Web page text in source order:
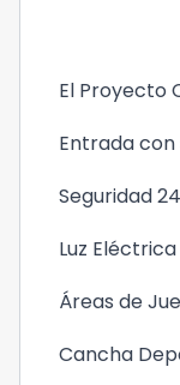
El Proyecto
Entrada
Seguridad
Luz Eléctrica
Áreas de
Cancha